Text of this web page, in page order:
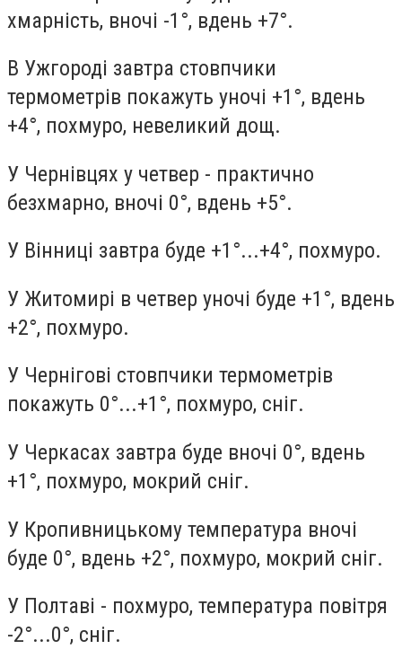
хмарність, вночі -1°, вдень +7°.
В Ужгороді завтра стовпчики
термометрів покажуть уночі +1°, вдень
+4°, похмуро, невеликий дощ.
У Чернівцях у четвер - практично
безхмарно, вночі 0°, вдень +5°.
У Вінниці завтра буде +1°...+4°, похмуро.
У Житомирі в четвер уночі буде +1°, вдень
+2°, похмуро.
У Чернігові стовпчики термометрів
покажуть 0°...+1°, похмуро, сніг.
У Черкасах завтра буде вночі 0°, вдень
+1°, похмуро, мокрий сніг.
У Кропивницькому температура вночі
буде 0°, вдень +2°, похмуро, мокрий сніг.
У Полтаві - похмуро, температура повітря
-2°...0°, сніг.